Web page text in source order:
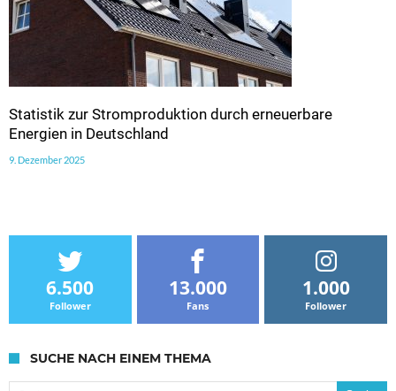
Statistik zur Stromproduktion durch erneuerbare
Energien in Deutschland
9. Dezember 2025
6.500
Follower
13.000
Fans
1.000
Follower
SUCHE NACH EINEM THEMA
Suche nach: